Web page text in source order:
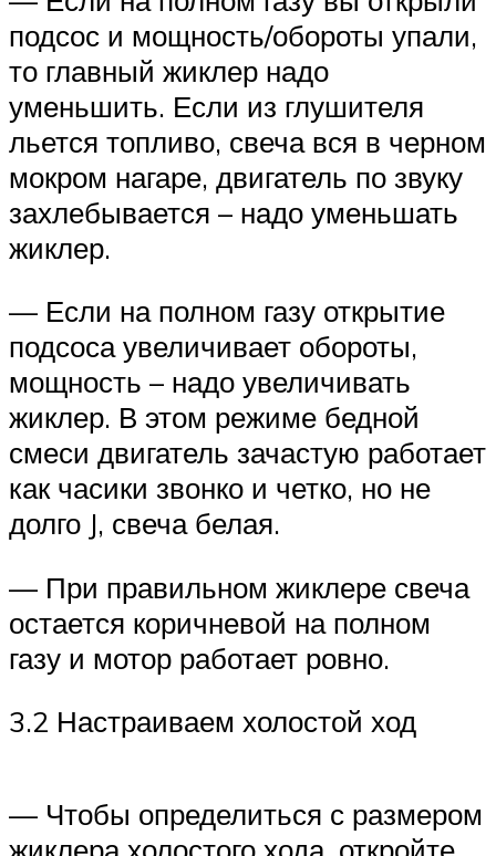
подсос и мощность/обороты упали,
то главный жиклер надо
уменьшить. Если из глушителя
льется топливо, свеча вся в черном
мокром нагаре, двигатель по звуку
захлебывается – надо уменьшать
жиклер.
— Если на полном газу открытие
подсоса увеличивает обороты,
мощность – надо увеличивать
жиклер. В этом режиме бедной
смеси двигатель зачастую работает
как часики звонко и четко, но не
долго J, свеча белая.
— При правильном жиклере свеча
остается коричневой на полном
газу и мотор работает ровно.
3.2 Настраиваем холостой ход
— Чтобы определиться с размером
жиклера холостого хода, откройте